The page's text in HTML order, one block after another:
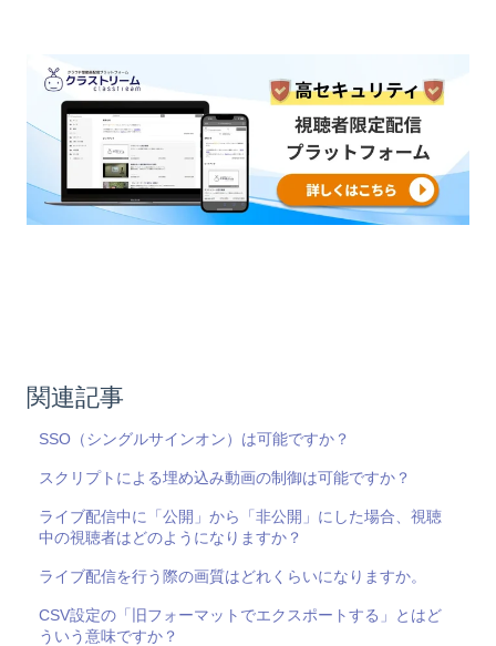
関連記事
SSO（シングルサインオン）は可能ですか？
スクリプトによる埋め込み動画の制御は可能ですか？
ライブ配信中に「公開」から「非公開」にした場合、視聴
中の視聴者はどのようになりますか？
ライブ配信を行う際の画質はどれくらいになりますか。
CSV設定の「旧フォーマットでエクスポートする」とはど
ういう意味ですか？